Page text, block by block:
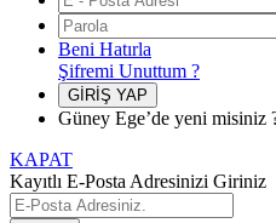
Beni Hatırla
Şifremi Unuttum ?
GİRİŞ YAP
Güney Ege’de yeni misiniz
KAPAT
Kayıtlı E-Posta Adresinizi Giriniz